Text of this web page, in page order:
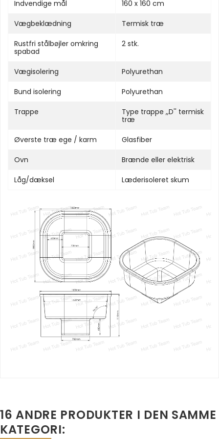
Indvendige mål 160 x 160 cm
Vægbeklædning Termisk træ
Rustfri stålbøjler omkring
spabad
2 stk.
Vægisolering Polyurethan
Bund isolering Polyurethan
Trappe
Type trappe ,,D'' termisk
træ
Øverste træ ege / karm Glasfiber
Ovn Brænde eller elektrisk
Låg/dæksel Læderisoleret skum
16 ANDRE PRODUKTER I DEN SAMME
KATEGORI: